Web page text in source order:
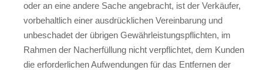
oder an eine andere Sache angebracht, ist der Verkäufer,
vorbehaltlich einer ausdrücklichen Vereinbarung und
unbeschadet der übrigen Gewährleistungspflichten, im
Rahmen der Nacherfüllung nicht verpflichtet, dem Kunden
die erforderlichen Aufwendungen für das Entfernen der